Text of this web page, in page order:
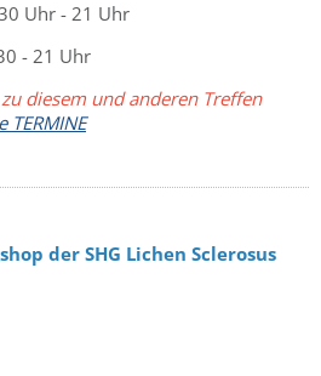
Uhr - 21 Uhr
- 21 Uhr
diesem und anderen Treffen
TERMINE
der SHG Lichen Sclerosus